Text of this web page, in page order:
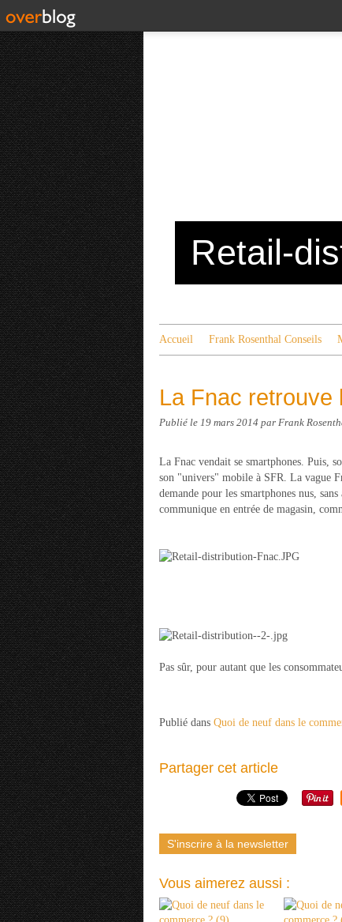
Retail-
Accueil Frank Rosenthal Conseils
La Fnac retrouve
Publié le 19 mars 2014 par Frank
La Fnac vendait se smartphones. Puis,
son "univers" mobile à SFR. La vague
demande pour les smartphones nus,
communique en entrée de magasin,
Pas sûr, pour autant que les
Publié dans Quoi de neuf dans le
Partager cet article
S'inscrire à la newsletter
Vous aimerez aussi :